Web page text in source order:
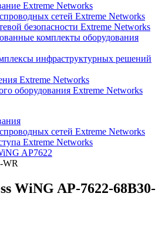
Extreme Networks
сетей Extreme Networks
безопасности Extreme Networks
комплекты оборудования
инфраструктурных решений
Extreme Networks
оборудования Extreme Networks
сетей Extreme Networks
Extreme Networks
AP7622
WR
WiNG AP-7622-68B30-